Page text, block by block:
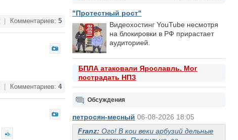
"Протестный рост"
Видеохостинг YouTube несмотря
на блокировки в РФ прирастает
аудиторией.
БПЛА атаковали Ярославль. Мог
пострадать НПЗ
Обсуждения
петросян-месный 06-08-2026 18:05
Franz: Ого! В кои веки арбузий дельные
Комментариев: 5
Комментариев: 4